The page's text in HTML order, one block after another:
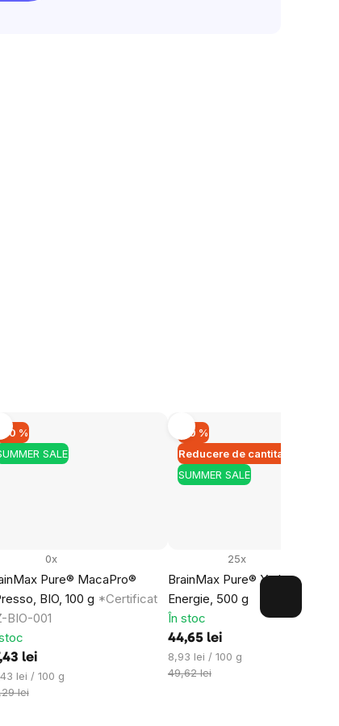
SALE
–20 %
Pure® MacaPro®
BIO, 100 g *Certificat
BIO-001
0x
lei
lei / 100 g
lei
Reducere de cantitate
SUMMER SALE
–10 %
BrainMax Pure® Yerba Maté,
Energie, 500 g
25x
În stoc
44,65 lei
Evaluare
preţ:
8,93 lei / 100 g
49,62 lei
prelucrarea